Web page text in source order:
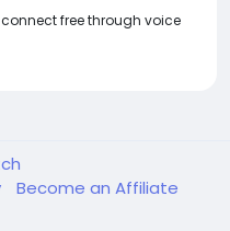
free through voice
Become an Affiliate